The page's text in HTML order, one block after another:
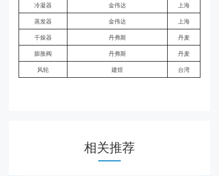
冷凝器
金伟达
上海
蒸发器
金伟达
上海
干燥器
丹弗斯
丹麦
膨胀阀
丹弗斯
丹麦
风轮
建煜 台湾
相关推荐